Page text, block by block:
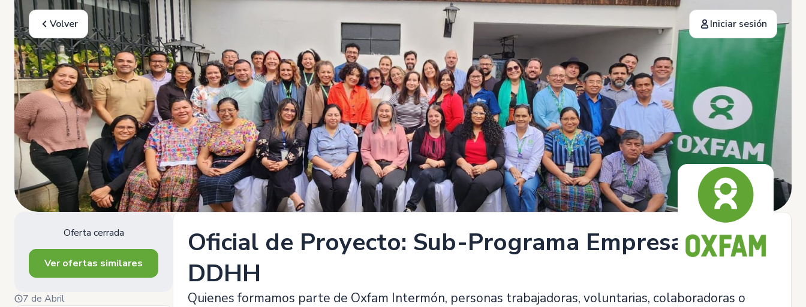
Volver Iniciar sesión
Oferta cerrada
Ver ofertas similares
7 de Abril
Oficial de Proyecto: Sub-Programa Empresas y
DDHH
Quienes formamos parte de Oxfam Intermón, personas trabajadoras, voluntarias, colaboradoras o